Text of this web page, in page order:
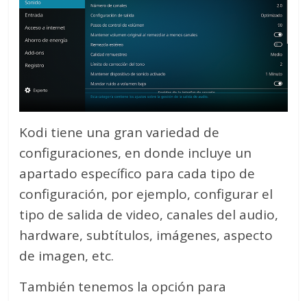
Kodi tiene una gran variedad de
configuraciones, en donde incluye un
apartado específico para cada tipo de
configuración, por ejemplo, configurar el
tipo de salida de video, canales del audio,
hardware, subtítulos, imágenes, aspecto
de imagen, etc.
También tenemos la opción para